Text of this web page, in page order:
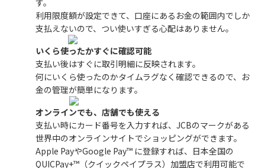
す。
利用限度額が設定できて、口座にあるお金の範囲内でしか
支払えないので、つい使いすぎる心配はありません。
いくら使ったかすぐに確認可能
支払い後はすぐに取引明細に反映されます。
何にいくら使ったのかタイムラグなく確認できるので、お
金の管理が簡単になります。
オンラインでも、店舗でも使える
支払い時にカード番号を入力すれば、JCBのマークがある
世界中のオンラインサイトでショッピングができます。
Apple PayやGoogle Pay™ に登録すれば、日本全国の
QUICPay+™（クイックペイプラス）加盟店で利用可能で